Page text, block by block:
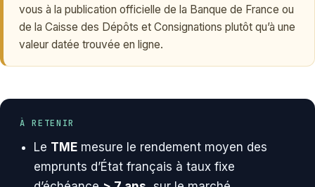
vous à la publication officielle de la Banque de France ou
de la Caisse des Dépôts et Consignations plutôt qu’à une
valeur datée trouvée en ligne.
À RETENIR
Le TME mesure le rendement moyen des
emprunts d’État français à taux fixe